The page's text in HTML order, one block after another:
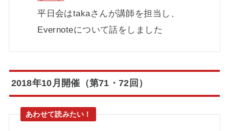
平日会はtakaさんが講師を担当し、
Evernoteについて話をしました
2018年10月開催（第71・72回）